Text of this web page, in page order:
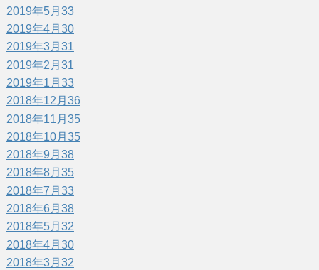
2019年5月 33
2019年4月 30
2019年3月 31
2019年2月 31
2019年1月 33
2018年12月 36
2018年11月 35
2018年10月 35
2018年9月 38
2018年8月 35
2018年7月 33
2018年6月 38
2018年5月 32
2018年4月 30
2018年3月 32